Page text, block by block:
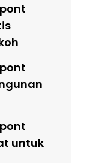
untuk